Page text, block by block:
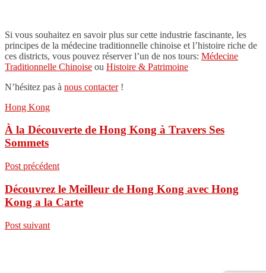
Si vous souhaitez en savoir plus sur cette industrie fascinante, les
principes de la médecine traditionnelle chinoise et l’histoire riche de
ces districts, vous pouvez réserver l’un de nos tours: Médecine
Traditionnelle Chinoise ou Histoire & Patrimoine
N’hésitez pas à nous contacter!
Hong Kong
À la Découverte de Hong Kong à Travers Ses
Sommets
Post précédent
Découvrez le Meilleur de Hong Kong avec Hong
Kong a la Carte
Post suivant